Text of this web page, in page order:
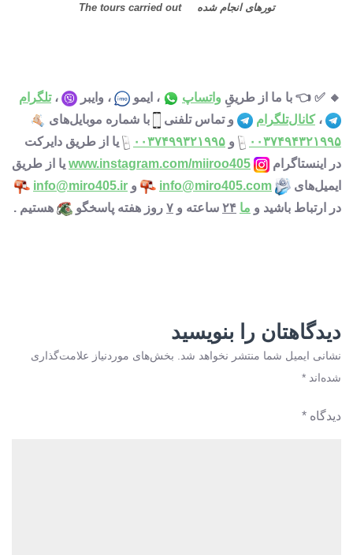
تورهای انجام شده The tours carried out
🔸 ✅ 👈 با ما از طریقِ واتساپ ، ایمو ، وایبر ،تلگرام
،کانال‌تلگرام و تماس تلفنی
با شماره موبایل‌های
۰۰۳۷۴۹۴۳۲۱۹۹۵
و ۰۰۳۷۴۹۹۳۲۱۹۹۵
یا از طریق دایرکت
در اینستاگرام
www.instagram.com/miiroo405 یا از طریق
ایمیل‌های
info@miro405.com و info@miro405.ir
در ارتباط باشید و ما ۲۴ ساعته و ۷ روز هفته پاسخگو هستیم .
دیدگاهتان را بنویسید
نشانی ایمیل شما منتشر نخواهد شد.
بخش‌های موردنیاز علامت‌گذاری
شده‌اند *
دیدگاه *